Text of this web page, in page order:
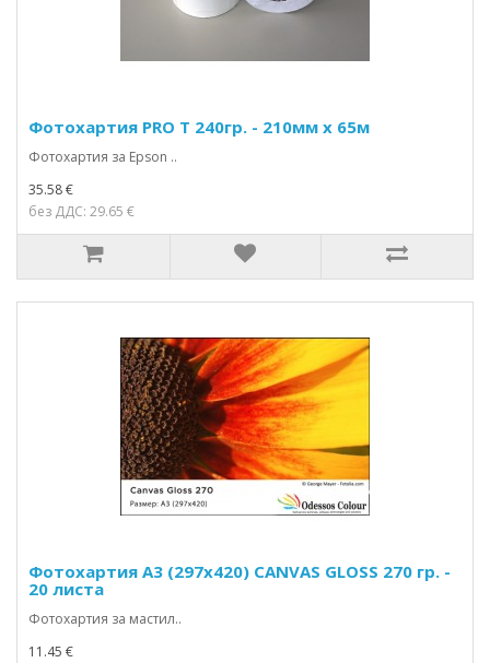
Фотохартия PRO Т 240гр. - 210мм х 65м
Фотохартия за Epson ..
35.58 €
без ДДС: 29.65 €
Фотохартия А3 (297x420) CANVAS GLOSS 270 гр. -
20 листа
Фотохартия за мастил..
11.45 €